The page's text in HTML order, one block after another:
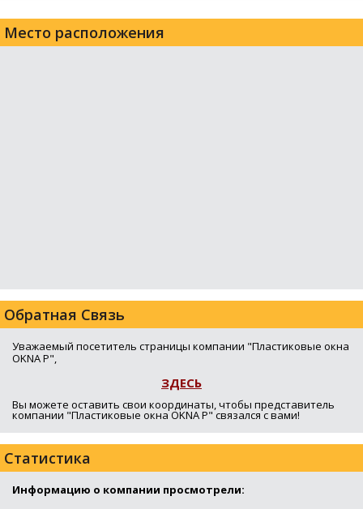
Место расположения
Обратная Связь
Уважаемый посетитель страницы компании "Пластиковые окна
OKNA P",
ЗДЕСЬ
Вы можете оставить свои координаты, чтобы представитель
компании "Пластиковые окна OKNA P" связался с вами!
Статистика
Информацию о компании просмотрели: